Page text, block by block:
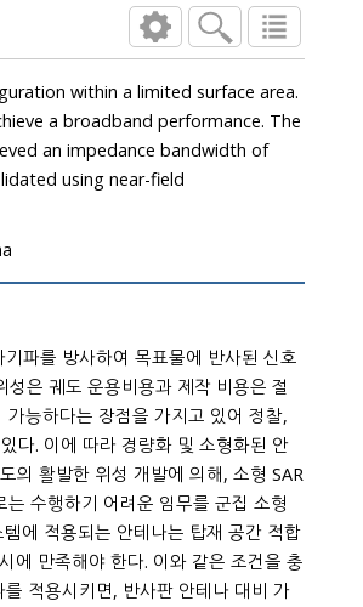
an impedance bandwidth of
near-field
파를 방사하여 목표물에 반사된 신호
성은 궤도 운용비용과 제작 비용은 절
소형화된 안
의 활발한 위성 개발에 의해, 소형 SAR
는 안테나는 탑재 공간 적합
에 만족해야 한다. 이와 같은 조건을 충